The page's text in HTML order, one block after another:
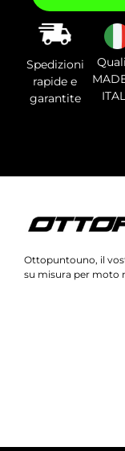
di
lasciare
vuoto
questo
campo.
Spedizioni
rapide e
garantite
Ottopuntouno, il
su misura per moto